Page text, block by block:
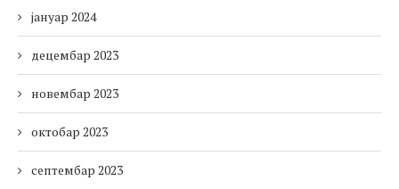
јануар 2024
децембар 2023
новембар 2023
октобар 2023
септембар 2023